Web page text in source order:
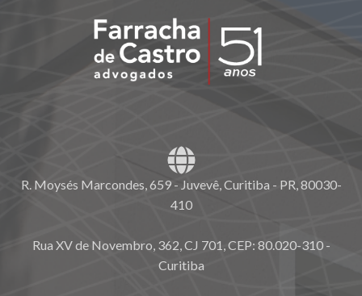
R. Moysés Marcondes, 659 - Juvevê, Curitiba - PR, 80030-
410
Rua XV de Novembro, 362, CJ 701, CEP: 80.020-310 -
Curitiba